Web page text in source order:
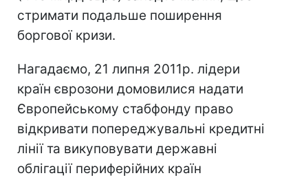
стримати подальше поширення
боргової кризи.
Нагадаємо, 21 липня 2011р. лідери
країн єврозони домовилися надати
Європейському стабфонду право
відкривати попереджувальні кредитні
лінії та викуповувати державні
облігації периферійних країн